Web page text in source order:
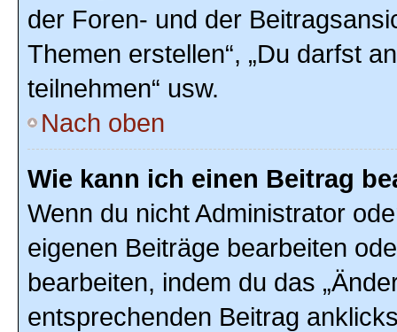
der Foren- und der
Themen erstellen“, „Du darfst
teilnehmen“ usw.
Nach oben
Wie kann ich einen Beitrag
Wenn du nicht Administrator
eigenen Beiträge bearbeiten
bearbeiten, indem du das
entsprechenden Beitrag